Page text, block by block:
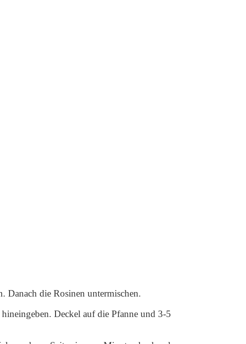
Danach die Rosinen untermischen.
Deckel auf die Pfanne und 3-5